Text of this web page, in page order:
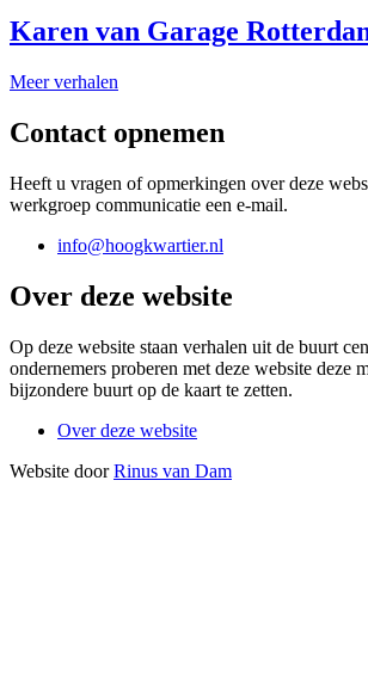
Karen van Garage
Meer verhalen
Contact opnemen
Heeft u vragen of opmerkingen over deze
werkgroep communicatie een e-mail.
info@hoogkwartier.nl
Over deze website
Op deze website staan verhalen uit de buurt
ondernemers proberen met deze website deze
bijzondere buurt op de kaart te zetten.
Over deze website
Website doorRinus van Dam